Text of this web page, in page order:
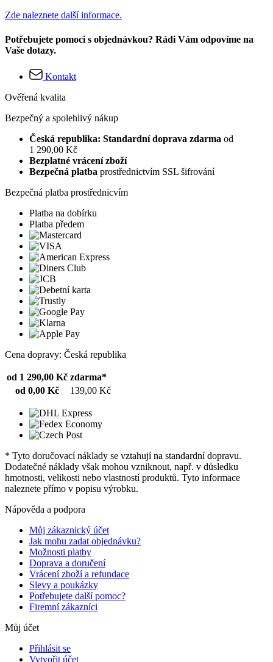
Zde naleznete další informace.
Potřebujete pomoci s objednávkou? Rádi Vám odpovíme na
Vaše dotazy.
Kontakt
Ověřená kvalita
Bezpečný a spolehlivý nákup
Česká republika: Standardní doprava zdarma od
1 290,00 Kč
Bezplatné vrácení zboží
Bezpečná platba prostřednictvím SSL šifrování
Bezpečná platba prostřednicvím
Platba na dobírku
Platba předem
Cena dopravy: Česká republika
od 1 290,00 Kč zdarma*
od 0,00 Kč
139,00 Kč
* Tyto doručovací náklady se vztahují na standardní dopravu.
Dodatečné náklady však mohou vzniknout, např. v důsledku
hmotnosti, velikosti nebo vlastností produktů. Tyto informace
naleznete přímo v popisu výrobku.
Nápověda a podpora
Můj zákaznický účet
Jak mohu zadat objednávku?
Možnosti platby
Doprava a doručení
Vrácení zboží a refundace
Slevy a poukázky
Potřebujete další pomoc?
Firemní zákazníci
Můj účet
Přihlásit se
Vytvořit účet